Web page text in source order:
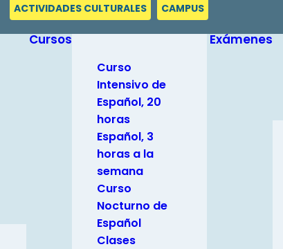
ACTIVIDADES CULTURALES CAMPUS
Cursos
Curso
Intensivo de
Español, 20
horas
Español, 3
horas a la
semana
Curso
Nocturno de
Español
Clases
Exámenes